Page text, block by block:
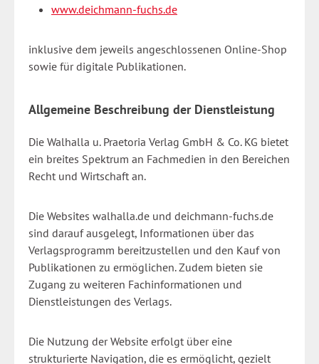
www.deichmann-fuchs.de
inklusive dem jeweils angeschlossenen Online-Shop
sowie für digitale Publikationen.
Allgemeine Beschreibung der Dienstleistung
Die Walhalla u. Praetoria Verlag GmbH & Co. KG bietet
ein breites Spektrum an Fachmedien in den Bereichen
Recht und Wirtschaft an.
Die Websites walhalla.de und deichmann-fuchs.de
sind darauf ausgelegt, Informationen über das
Verlagsprogramm bereitzustellen und den Kauf von
Publikationen zu ermöglichen. Zudem bieten sie
Zugang zu weiteren Fachinformationen und
Dienstleistungen des Verlags.
Die Nutzung der Website erfolgt über eine
strukturierte Navigation, die es ermöglicht, gezielt